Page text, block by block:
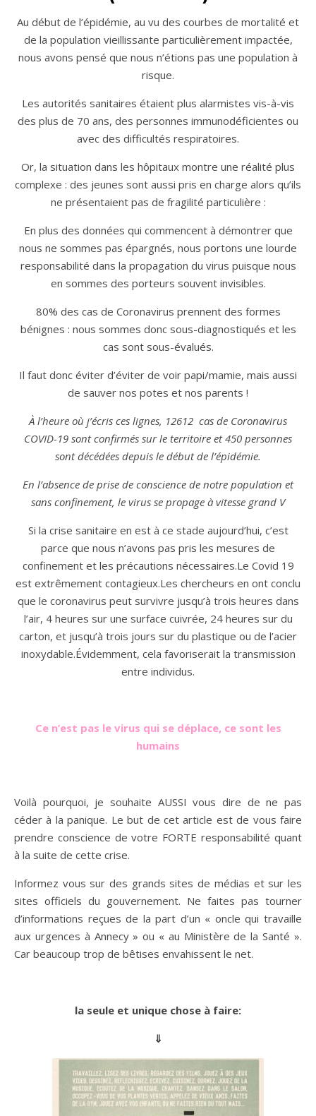
Au début de l’épidémie, au vu des courbes de mortalité et
de la population vieillissante particulièrement impactée,
nous avons pensé que nous n’étions pas une population à
risque.
Les autorités sanitaires étaient plus alarmistes vis-à-vis
des plus de 70 ans, des personnes immunodéficientes ou
avec des difficultés respiratoires.
Or, la situation dans les hôpitaux montre une réalité plus
complexe : des jeunes sont aussi pris en charge alors qu’ils
ne présentaient pas de fragilité particulière :
En plus des données qui commencent à démontrer que
nous ne sommes pas épargnés, nous portons une lourde
responsabilité dans la propagation du virus puisque nous
en sommes des porteurs souvent invisibles.
80% des cas de Coronavirus prennent des formes
bénignes : nous sommes donc sous-diagnostiqués et les
cas sont sous-évalués.
Il faut donc éviter d’éviter de voir papi/mamie, mais aussi
de sauver nos potes et nos parents !
À l’heure où j’écris ces lignes, 12612 cas de Coronavirus
COVID-19 sont confirmés sur le territoire et 450 personnes
sont décédées depuis le début de l’épidémie.
En l’absence de prise de conscience de notre population et
sans confinement, le virus se propage à vitesse grand V
Si la crise sanitaire en est à ce stade aujourd’hui, c’est
parce que nous n’avons pas pris les mesures de
confinement et les précautions nécessaires.Le Covid 19
est extrêmement contagieux.Les chercheurs en ont conclu
que le coronavirus peut survivre jusqu’à trois heures dans
l’air, 4 heures sur une surface cuivrée, 24 heures sur du
carton, et jusqu’à trois jours sur du plastique ou de l’acier
inoxydable.Évidemment, cela favoriserait la transmission
entre individus.
Ce n’est pas le virus qui se déplace, ce sont les
humains
Voilà pourquoi, je souhaite AUSSI vous dire de ne pas
céder à la panique. Le but de cet article est de vous faire
prendre conscience de votre FORTE responsabilité quant
à la suite de cette crise.
Informez vous sur des grands sites de médias et sur les
sites officiels du gouvernement. Ne faites pas tourner
d’informations reçues de la part d’un « oncle qui travaille
aux urgences à Annecy » ou « au Ministère de la Santé ».
Car beaucoup trop de bêtises envahissent le net.
la seule et unique chose à faire:
⇓